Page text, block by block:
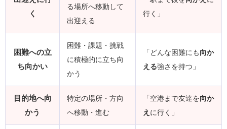
く
る場所へ移動して
出迎える
行く」
困難への立
ち向かい
困難・課題・挑戦
に積極的に立ち向
かう
「どんな困難にも 向か
える強さを持つ」
目的地へ向
かう
特定の場所・方向
へ移動・進む
「空港まで友達を向か
え に行く」